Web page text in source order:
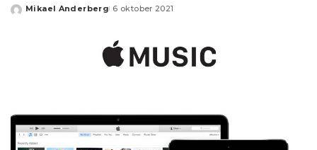
Posted
Mikael Anderberg 6 oktober 2021